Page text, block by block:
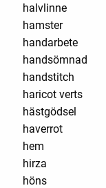
halvlinne
hamster
handarbete
handsömnad
handstitch
haricot verts
hästgödsel
haverrot
hem
hirza
höns